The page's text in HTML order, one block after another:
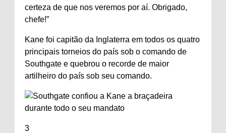
certeza de que nos veremos por aí. Obrigado,
chefe!”
Kane foi capitão da Inglaterra em todos os quatro
principais torneios do país sob o comando de
Southgate e quebrou o recorde de maior
artilheiro do país sob seu comando.
3